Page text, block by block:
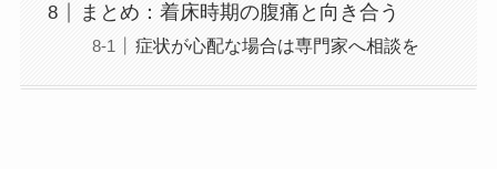
まとめ：着床時期の腹痛と向き合う
症状が心配な場合は専門家へ相談を